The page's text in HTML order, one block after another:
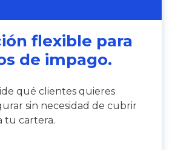
flexible para
de impago.
qué clientes quieres
sin necesidad de cubrir
tu cartera.